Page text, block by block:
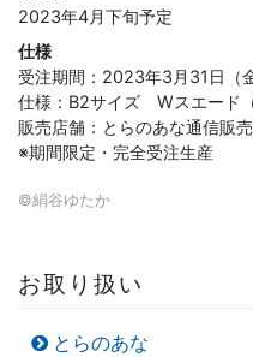
2023年4月下旬予定
仕様
受注期間：2023年3月31日（
仕様：B2サイズ Wスエード（
販売店舗：とらのあな通信販
※期間限定・完全受注生産
©絹谷ゆたか
お取り扱い
とらのあな